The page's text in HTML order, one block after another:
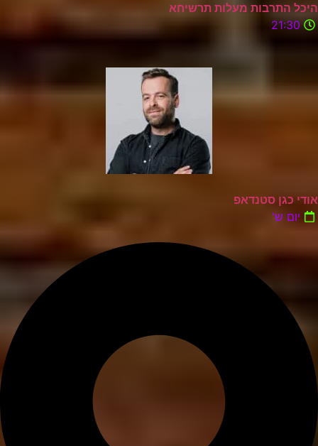
היכל התרבות מעלות תרשיחא
21:30
אודי כגן סטנדאפ
יום ש'